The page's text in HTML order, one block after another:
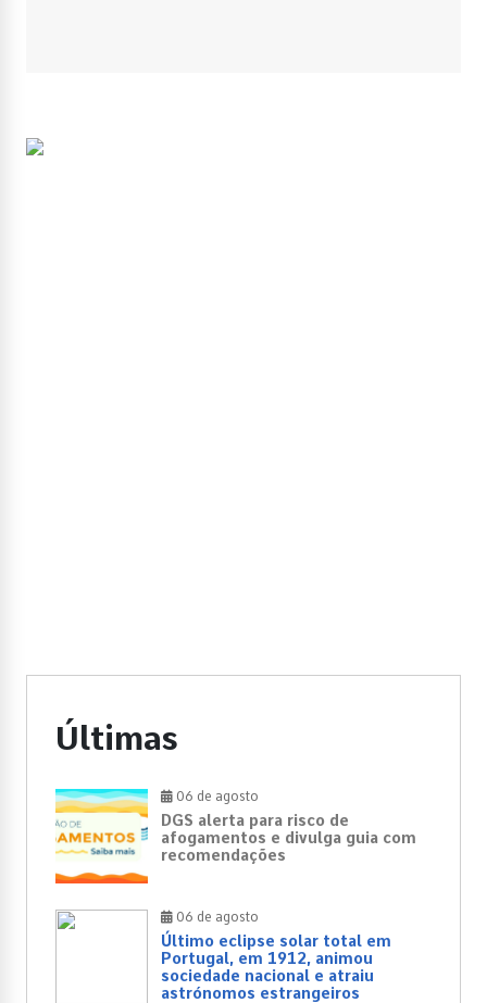
Últimas
06 de agosto
DGS alerta para risco de
afogamentos e divulga guia com
recomendações
06 de agosto
Último eclipse solar total em
Portugal, em 1912, animou
sociedade nacional e atraiu
astrónomos estrangeiros